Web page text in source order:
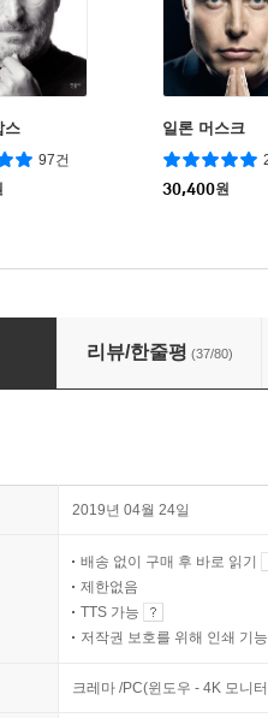
스
97건
일론 머스크
30,400원
리뷰/한줄평 (37/80)
2019년 04월 24일
배송 없이 구매 후 바로 읽기
제한없음
TTS 가능
저작권 보호를 위해 인쇄 기
크레마 /PC(윈도우 - 4K 모니